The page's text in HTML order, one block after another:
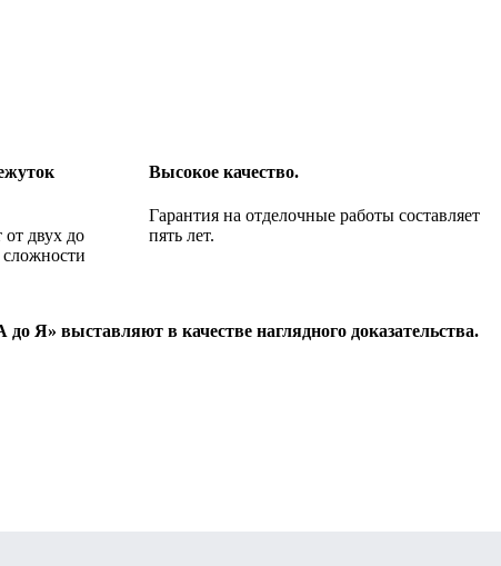
двух до
Высокое качество.
Гарантия на отделочные работы составляет
пять лет.
Я» выставляют в качестве наглядного доказательства.